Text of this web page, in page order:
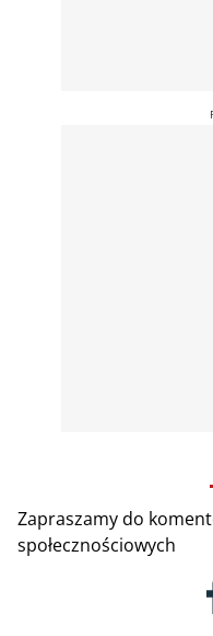
Zapraszamy do
społecznościowych